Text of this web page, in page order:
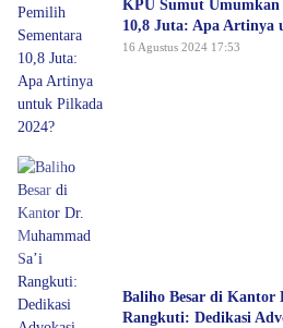
KPU Sumut
10,8 Juta: Apa Artinya
16 Agustus 2024 17:53
Baliho Besar di Kantor
Rangkuti: Dedikasi